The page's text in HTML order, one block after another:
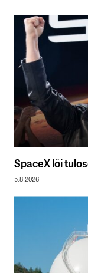
SpaceX löi
5.8.2026